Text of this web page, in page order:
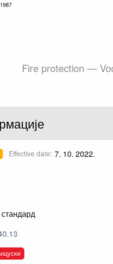
Fire protection —
Effective date: 7. 10. 2022.